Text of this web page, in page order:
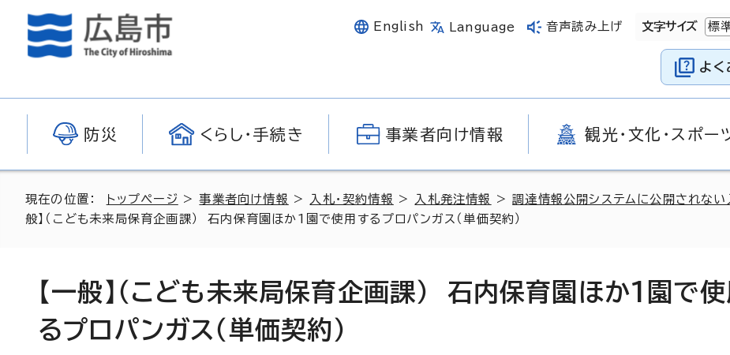
English Language 音声読み上げ 文字サイズ 標
よく
防災 くらし・手続き 事業者向け情報 観光・文化・スポー
現在の位置： トップページ >事業者向け情報 > 入札・契約情報 > 入札発注情報 >調達情報公開システムに公開されない
般】（こども未来局保育企画課） 石内保育園ほか1園で使用するプロパンガス（単価契約）
【一般】（こども未来局保育企画課） 石内保育園ほか1園で
るプロパンガス（単価契約）